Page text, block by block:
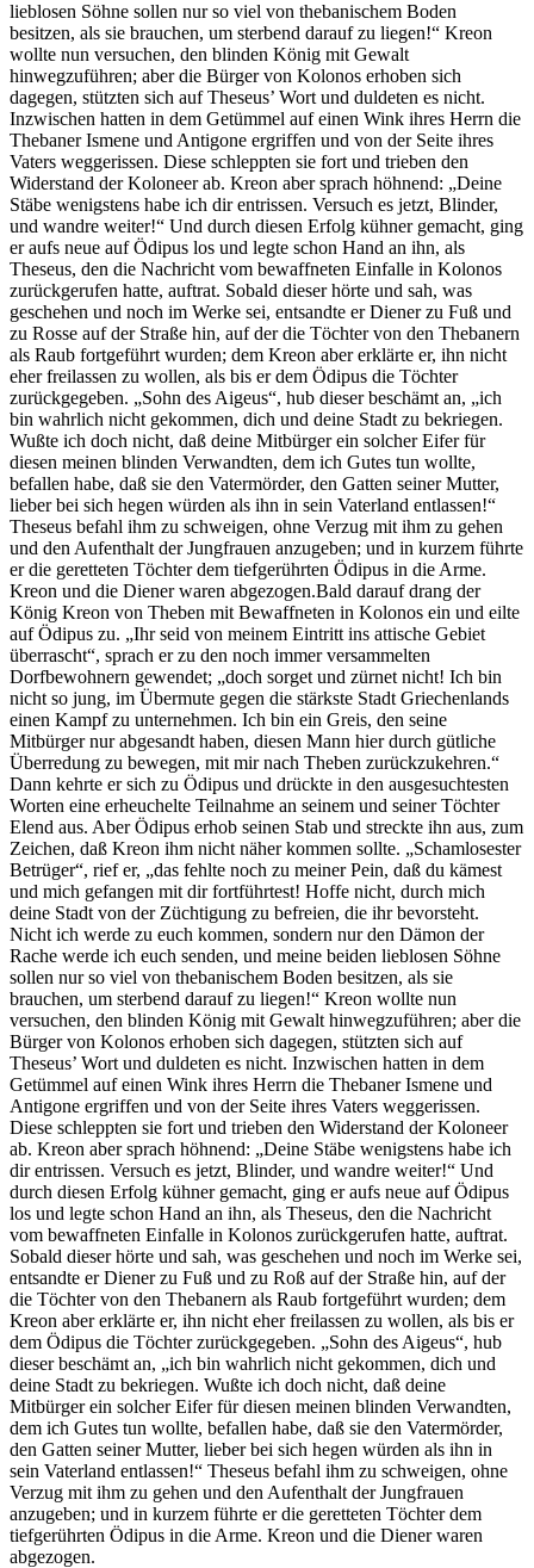
lieblosen Söhne sollen nur so viel von thebanischem Boden
besitzen, als sie brauchen, um sterbend darauf zu liegen!“ Kreon
wollte nun versuchen, den blinden König mit Gewalt
hinwegzuführen; aber die Bürger von Kolonos erhoben sich
dagegen, stützten sich auf Theseus’ Wort und duldeten es nicht.
Inzwischen hatten in dem Getümmel auf einen Wink ihres Herrn die
Thebaner Ismene und Antigone ergriffen und von der Seite ihres
Vaters weggerissen. Diese schleppten sie fort und trieben den
Widerstand der Koloneer ab. Kreon aber sprach höhnend: „Deine
Stäbe wenigstens habe ich dir entrissen. Versuch es jetzt, Blinder,
und wandre weiter!“ Und durch diesen Erfolg kühner gemacht, ging
er aufs neue auf Ödipus los und legte schon Hand an ihn, als
Theseus, den die Nachricht vom bewaffneten Einfalle in Kolonos
zurückgerufen hatte, auftrat. Sobald dieser hörte und sah, was
geschehen und noch im Werke sei, entsandte er Diener zu Fuß und
zu Rosse auf der Straße hin, auf der die Töchter von den Thebanern
als Raub fortgeführt wurden; dem Kreon aber erklärte er, ihn nicht
eher freilassen zu wollen, als bis er dem Ödipus die Töchter
zurückgegeben. „Sohn des Aigeus“, hub dieser beschämt an, „ich
bin wahrlich nicht gekommen, dich und deine Stadt zu bekriegen.
Wußte ich doch nicht, daß deine Mitbürger ein solcher Eifer für
diesen meinen blinden Verwandten, dem ich Gutes tun wollte,
befallen habe, daß sie den Vatermörder, den Gatten seiner Mutter,
lieber bei sich hegen würden als ihn in sein Vaterland entlassen!“
Theseus befahl ihm zu schweigen, ohne Verzug mit ihm zu gehen
und den Aufenthalt der Jungfrauen anzugeben; und in kurzem führte
er die geretteten Töchter dem tiefgerührten Ödipus in die Arme.
Kreon und die Diener waren abgezogen.Bald darauf drang der
König Kreon von Theben mit Bewaffneten in Kolonos ein und eilte
auf Ödipus zu. „Ihr seid von meinem Eintritt ins attische Gebiet
überrascht“, sprach er zu den noch immer versammelten
Dorfbewohnern gewendet; „doch sorget und zürnet nicht! Ich bin
nicht so jung, im Übermute gegen die stärkste Stadt Griechenlands
einen Kampf zu unternehmen. Ich bin ein Greis, den seine
Mitbürger nur abgesandt haben, diesen Mann hier durch gütliche
Überredung zu bewegen, mit mir nach Theben zurückzukehren.“
Dann kehrte er sich zu Ödipus und drückte in den ausgesuchtesten
Worten eine erheuchelte Teilnahme an seinem und seiner Töchter
Elend aus. Aber Ödipus erhob seinen Stab und streckte ihn aus, zum
Zeichen, daß Kreon ihm nicht näher kommen sollte. „Schamlosester
Betrüger“, rief er, „das fehlte noch zu meiner Pein, daß du kämest
und mich gefangen mit dir fortführtest! Hoffe nicht, durch mich
deine Stadt von der Züchtigung zu befreien, die ihr bevorsteht.
Nicht ich werde zu euch kommen, sondern nur den Dämon der
Rache werde ich euch senden, und meine beiden lieblosen Söhne
sollen nur so viel von thebanischem Boden besitzen, als sie
brauchen, um sterbend darauf zu liegen!“ Kreon wollte nun
versuchen, den blinden König mit Gewalt hinwegzuführen; aber die
Bürger von Kolonos erhoben sich dagegen, stützten sich auf
Theseus’ Wort und duldeten es nicht. Inzwischen hatten in dem
Getümmel auf einen Wink ihres Herrn die Thebaner Ismene und
Antigone ergriffen und von der Seite ihres Vaters weggerissen.
Diese schleppten sie fort und trieben den Widerstand der Koloneer
ab. Kreon aber sprach höhnend: „Deine Stäbe wenigstens habe ich
dir entrissen. Versuch es jetzt, Blinder, und wandre weiter!“ Und
durch diesen Erfolg kühner gemacht, ging er aufs neue auf Ödipus
los und legte schon Hand an ihn, als Theseus, den die Nachricht
vom bewaffneten Einfalle in Kolonos zurückgerufen hatte, auftrat.
Sobald dieser hörte und sah, was geschehen und noch im Werke sei,
entsandte er Diener zu Fuß und zu Roß auf der Straße hin, auf der
die Töchter von den Thebanern als Raub fortgeführt wurden; dem
Kreon aber erklärte er, ihn nicht eher freilassen zu wollen, als bis er
dem Ödipus die Töchter zurückgegeben. „Sohn des Aigeus“, hub
dieser beschämt an, „ich bin wahrlich nicht gekommen, dich und
deine Stadt zu bekriegen. Wußte ich doch nicht, daß deine
Mitbürger ein solcher Eifer für diesen meinen blinden Verwandten,
dem ich Gutes tun wollte, befallen habe, daß sie den Vatermörder,
den Gatten seiner Mutter, lieber bei sich hegen würden als ihn in
sein Vaterland entlassen!“ Theseus befahl ihm zu schweigen, ohne
Verzug mit ihm zu gehen und den Aufenthalt der Jungfrauen
anzugeben; und in kurzem führte er die geretteten Töchter dem
tiefgerührten Ödipus in die Arme. Kreon und die Diener waren
abgezogen.